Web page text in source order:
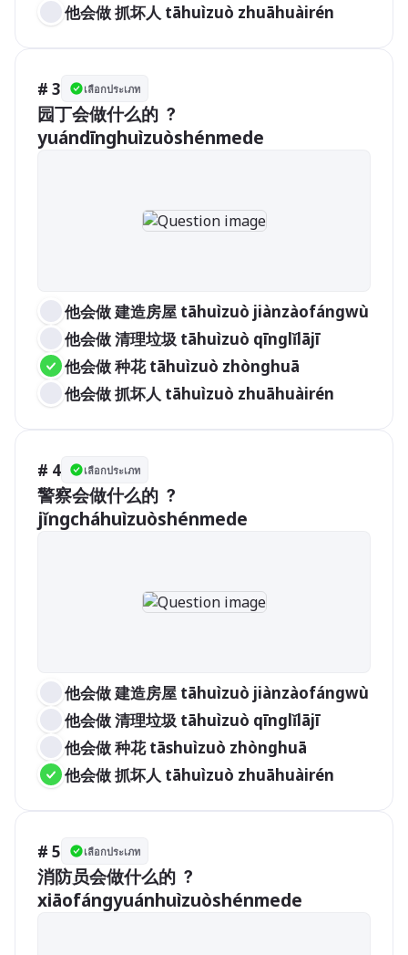
他会做 抓坏人 tāhuìzuò zhuāhuàirén
# 3 เลือกประเภท
园丁会做什么的 ？
yuándīnghuìzuòshénmede
他会做 建造房屋 tāhuìzuò jiànzàofángwù
他会做 清理垃圾 tāhuìzuò qīnglǐlājī
他会做 种花 tāhuìzuò zhònghuā
他会做 抓坏人 tāhuìzuò zhuāhuàirén
# 4 เลือกประเภท
警察会做什么的 ？
jǐngcháhuìzuòshénmede
他会做 建造房屋 tāhuìzuò jiànzàofángwù
他会做 清理垃圾 tāhuìzuò qīnglǐlājī
他会做 种花 tāshuìzuò zhònghuā
他会做 抓坏人 tāhuìzuò zhuāhuàirén
# 5 เลือกประเภท
消防员会做什么的 ？
xiāofángyuánhuìzuòshénmede